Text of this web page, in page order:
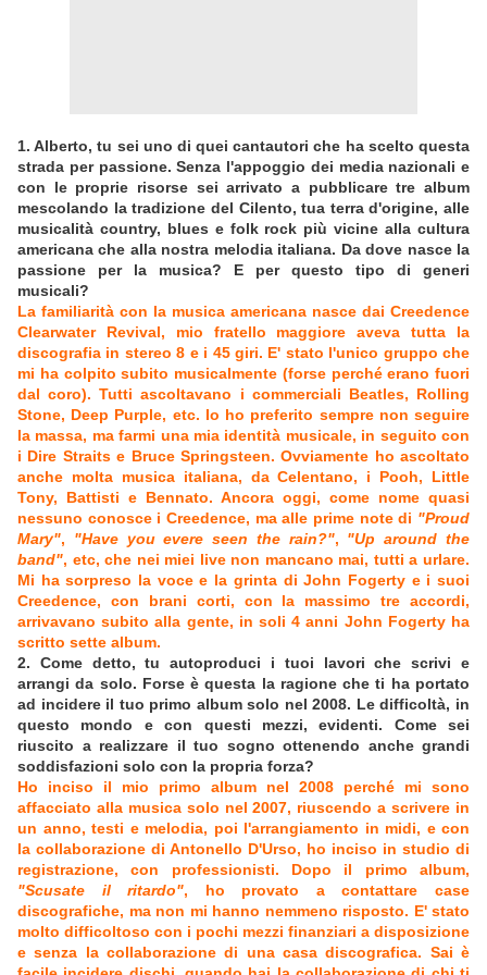
1. Alberto, tu sei uno di quei cantautori che ha scelto questa
strada per passione. Senza l'appoggio dei media nazionali e
con le proprie risorse sei arrivato a pubblicare tre album
mescolando la tradizione del Cilento, tua terra d'origine, alle
musicalità country, blues e folk rock più vicine alla cultura
americana che alla nostra melodia italiana. Da dove nasce la
passione per la musica? E per questo tipo di generi
musicali?
La familiarità con la musica americana nasce dai Creedence
Clearwater Revival, mio fratello maggiore aveva tutta la
discografia in stereo 8 e i 45 giri. E' stato l'unico gruppo che
mi ha colpito subito musicalmente (forse perché erano fuori
dal coro). Tutti ascoltavano i commerciali Beatles, Rolling
Stone, Deep Purple, etc. Io ho preferito sempre non seguire
la massa, ma farmi una mia identità musicale, in seguito con
i Dire Straits e Bruce Springsteen. Ovviamente ho ascoltato
anche molta musica italiana, da Celentano, i Pooh, Little
Tony, Battisti e Bennato. Ancora oggi, come nome quasi
nessuno conosce i Creedence, ma alle prime note di "Proud
Mary", "Have you evere seen the rain?", "Up around the
band", etc, che nei miei live non mancano mai, tutti a urlare.
Mi ha sorpreso la voce e la grinta di John Fogerty e i suoi
Creedence, con brani corti, con la massimo tre accordi,
arrivavano subito alla gente, in soli 4 anni John Fogerty ha
scritto sette album.
2. Come detto, tu autoproduci i tuoi lavori che scrivi e
arrangi da solo. Forse è questa la ragione che ti ha portato
ad incidere il tuo primo album solo nel 2008. Le difficoltà, in
questo mondo e con questi mezzi, evidenti. Come sei
riuscito a realizzare il tuo sogno ottenendo anche grandi
soddisfazioni solo con la propria forza?
Ho inciso il mio primo album nel 2008 perché mi sono
affacciato alla musica solo nel 2007, riuscendo a scrivere in
un anno, testi e melodia, poi l'arrangiamento in midi, e con
la collaborazione di Antonello D'Urso, ho inciso in studio di
registrazione, con professionisti. Dopo il primo album,
"Scusate il ritardo", ho provato a contattare case
discografiche, ma non mi hanno nemmeno risposto. E' stato
molto difficoltoso con i pochi mezzi finanziari a disposizione
e senza la collaborazione di una casa discografica. Sai è